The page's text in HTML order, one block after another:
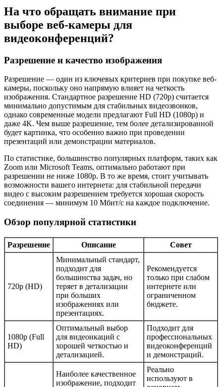
На что обращать внимание при
выборе веб-камеры для
видеоконференций?
Разрешение и качество изображения
Разрешение — один из ключевых критериев при покупке веб-
камеры, поскольку оно напрямую влияет на четкость
изображения. Стандартное разрешение HD (720p) считается
минимально допустимым для стабильных видеозвонков,
однако современные модели предлагают Full HD (1080p) и
даже 4K. Чем выше разрешение, тем более детализированной
будет картинка, что особенно важно при проведении
презентаций или демонстрации материалов.
По статистике, большинство популярных платформ, таких как
Zoom или Microsoft Teams, оптимально работают при
разрешении не ниже 1080p. В то же время, стоит учитывать
возможности вашего интернета: для стабильной передачи
видео с высоким разрешением требуется хорошая скорость
соединения — минимум 10 Мбит/с на каждое подключение.
Обзор популярной статистики
Разрешение Описание Совет
720p (HD)
Минимальный стандарт,
подходит для
большинства задач, но
теряет в детализации
при больших
изображениях или
презентациях.
Рекомендуется
только при слабом
интернете или
ограниченном
бюджете.
1080p (Full
HD)
Оптимальный выбор
для видеоикаций с
хорошей четкостью и
детализацией.
Подходит для
профессиональных
видеоконференций
и демонстраций.
Наиболее качественное
изображение, подходит
Реально
используют в